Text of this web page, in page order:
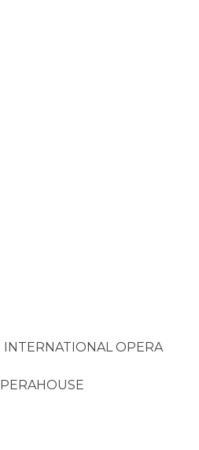
INTERNATIONAL OPERA